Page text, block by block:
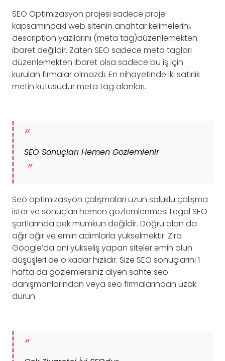
SEO Optimizasyon projesi sadece proje
kapsamındaki web sitenin anahtar kelimelerini,
description yazılarını (meta tag)düzenlemekten
ibaret değildir. Zaten SEO sadece meta tagları
düzenlemekten ibaret olsa sadece bu iş için
kurulan firmalar olmazdı. En nihayetinde iki satırlık
metin kutusudur meta tag alanları.
SEO Sonuçları Hemen Gözlemlenir
Seo optimizasyon çalışmaları uzun soluklu çalışma
ister ve sonuçları hemen gözlemlenmesi Legal SEO
şartlarında pek mümkün değildir. Doğru olan da
ağır ağır ve emin adımlarla yükselmektir. Zira
Google’da ani yükseliş yapan siteler emin olun
düşüşleri de o kadar hızlıdır. Size SEO sonuçlarını 1
hafta da gözlemlersiniz diyen sahte seo
danışmanlarından veya seo firmalarından uzak
durun.